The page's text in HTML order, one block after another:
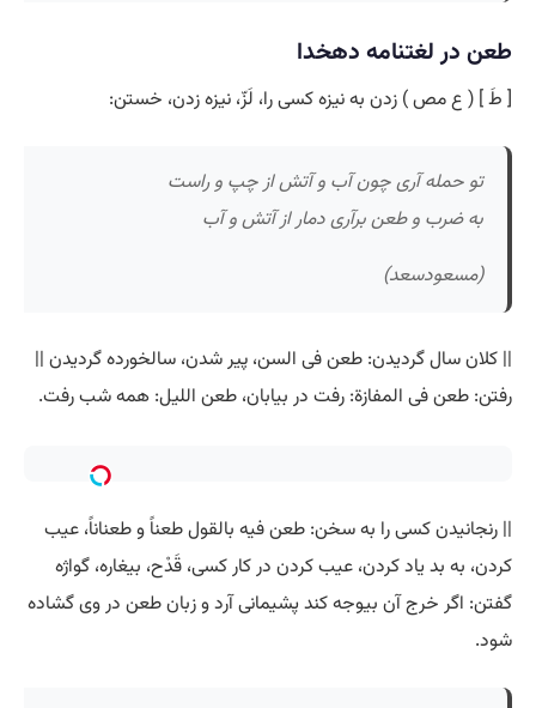
طعن در لغتنامه دهخدا
[ طَ ] ( ع مص ) زدن به نیزه کسی را، لَزّ، نیزه زدن، خستن:
تو حمله آری چون آب و آتش از چپ و راست
به ضرب و طعن برآری دمار از آتش و آب
(مسعودسعد)
|| کلان سال گردیدن: طعن فی السن، پیر شدن، سالخورده گردیدن ||
رفتن: طعن فی المفازة: رفت در بیابان، طعن اللیل: همه شب رفت.
|| رنجانیدن کسی را به سخن: طعن فیه بالقول طعناً و طعناناً، عیب
کردن، به بد یاد کردن، عیب کردن در کار کسی، قَدْح، بیغاره، گواژه
گفتن: اگر خرج آن بیوجه کند پشیمانی آرد و زبان طعن در وی گشاده
شود.